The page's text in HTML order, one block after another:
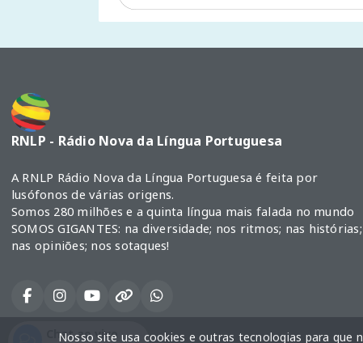
RNLP - Rádio Nova da Língua Portuguesa
A RNLP Rádio Nova da Língua Portuguesa é feita por
lusófonos de várias origens.
Somos 280 milhões e a quinta língua mais falada no mundo
SOMOS GIGANTES: na diversidade; nos ritmos; nas histórias;
nas opiniões; nos sotaques!
Todos os direitos reservados.
Nosso site usa cookies e outras tecnologias para que
Chat ao vivo